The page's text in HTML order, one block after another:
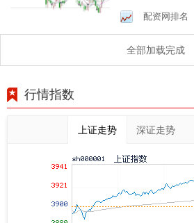
大收益！
配资网排名
全部加载完成
行情指数
上证走势 深证走势